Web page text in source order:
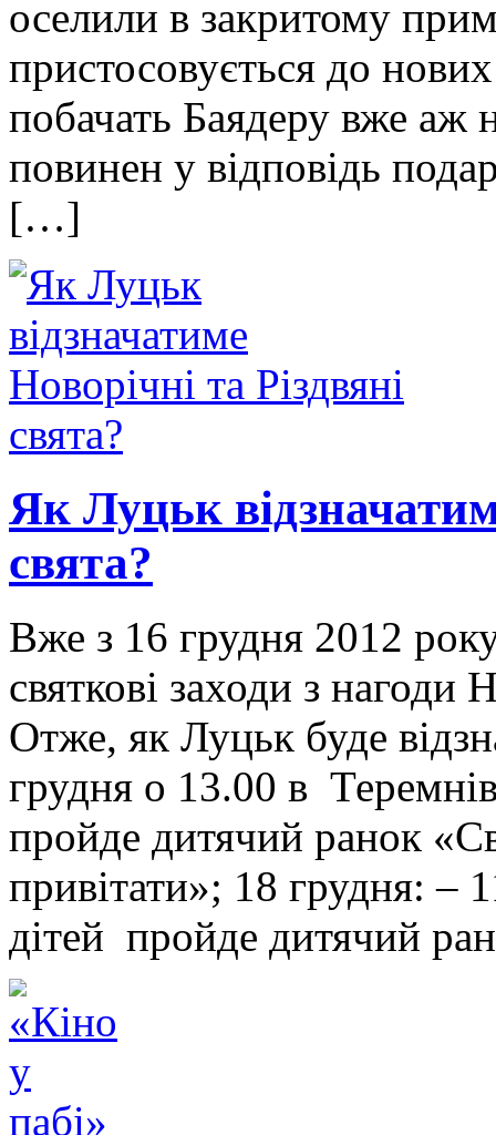
оселили в закритому
пристосовується до
побачать Баядеру вже аж
повинен у відповідь
[…]
Як Луцьк
свята?
Вже з 16 грудня 2012
святкові заходи з нагоди
Отже, як Луцьк буде
грудня о 13.00 в
пройде дитячий ранок
привітати»; 18 грудня: –
дітей пройде дитячий